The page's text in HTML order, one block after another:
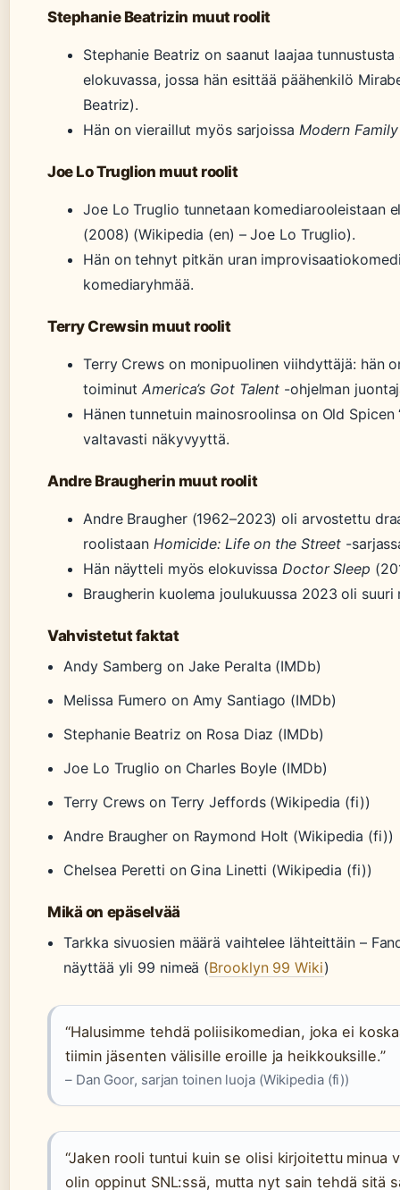
Stephanie Beatrizin muut roolit
Stephanie Beatriz on saanut laajaa
elokuvassa, jossa hän esittää päähenkilö
Beatriz).
Hän on vieraillut myös sarjoissa Modern Family
Joe Lo Truglion muut roolit
Joe Lo Truglio tunnetaan komediarooleistaan
(2008) (Wikipedia (en) – Joe Lo Truglio).
Hän on tehnyt pitkän uran
komediaryhmää.
Terry Crewsin muut roolit
Terry Crews on monipuolinen viihdyttäjä: hän
toiminutAmerica’s Got Talent -ohjelman
Hänen tunnetuin mainosroolinsa on Old
valtavasti näkyvyyttä.
Andre Braugherin muut roolit
Andre Braugher (1962–2023) oli arvostettu
roolistaan Homicide: Life on the Street -
Hän näytteli myös elokuvissaDoctor Sleep
Braugherin kuolema joulukuussa 2023 oli
Vahvistetut faktat
Andy Samberg on Jake Peralta (IMDb)
Melissa Fumero on Amy Santiago (IMDb)
Stephanie Beatriz on Rosa Diaz (IMDb)
Joe Lo Truglio on Charles Boyle (IMDb)
Terry Crews on Terry Jeffords (Wikipedia (fi))
Andre Braugher on Raymond Holt (Wikipedia (fi))
Chelsea Peretti on Gina Linetti (Wikipedia (fi))
Mikä on epäselvää
Tarkka sivuosien määrä vaihtelee lähteittäin –
näyttää yli 99 nimeä (Brooklyn 99 Wiki)
“Halusimme tehdä poliisikomedian, joka ei
tiimin jäsenten välisille eroille ja heikkouksille.”
– Dan Goor, sarjan toinen luoja (Wikipedia (fi))
“Jaken rooli tuntui kuin se olisi kirjoitettu minua
olin oppinut SNL:ssä, mutta nyt sain tehdä sitä